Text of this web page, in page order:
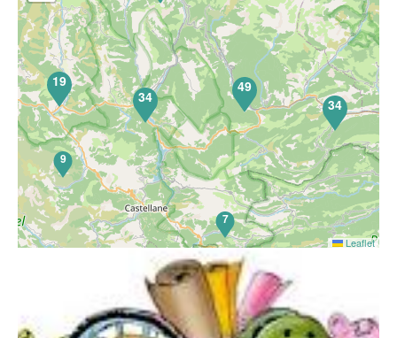
Venez chiner dans les rues et places du village. Jouets,
objets de décoration, livres, vêtements.
7
9
19
34
49
34
Leaflet